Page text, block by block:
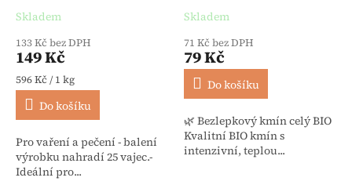
Skladem
133 Kč bez DPH
149 Kč
Měrná cena:
596 Kč / 1 kg
Do košíku
Pro vaření a pečení - balení
výrobku nahradí 25 vajec.-
Ideální pro...
Skladem
71 Kč bez DPH
79 Kč
Do košíku
🌿 Bezlepkový kmín celý BIO
Kvalitní BIO kmín s
intenzivní, teplou...